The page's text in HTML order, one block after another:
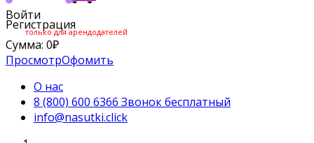
Войти
Регистрация
только для арендодателей
Сумма: 0₽
ПросмотрОфомить
О нас
8 (800) 600 6366 Звонок бесплатный
info@nasutki.click